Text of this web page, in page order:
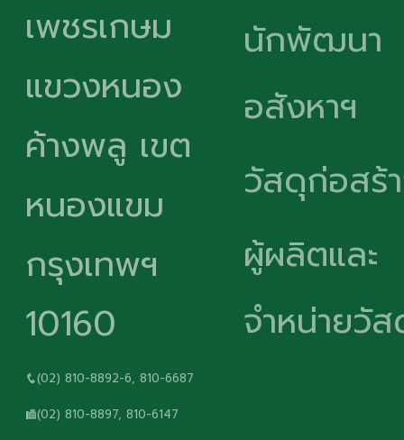
เพชรเกษม
แขวงหนอง
ค้างพลู เขต
หนองแขม
กรุงเทพฯ
10160
(02) 810-8892-6, 810-6687
(02) 810-8897, 810-6147
นักพัฒนา
อสังหาฯ
วัสดุก่อสร้
ผู้ผลิตและ
จำหน่ายวั